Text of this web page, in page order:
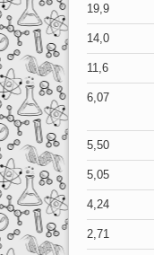
19,9
14,0
11,6
6,07
5,50
5,05
4,24
2,71